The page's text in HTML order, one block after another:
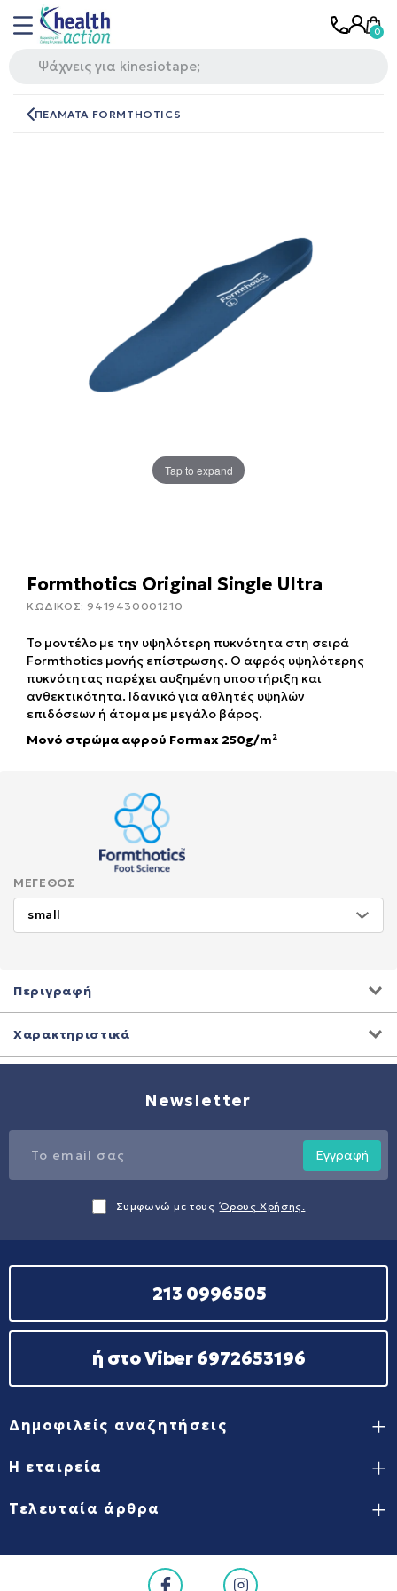
ΠΕΛΜΑΤΑ FORMTHOTICS
Tap to expand
Formthotics Original Single Ultra
ΚΩΔΙΚΟΣ:9419430001210
Το μοντέλο με την υψηλότερη πυκνότητα στη σειρά
Formthotics μονής επίστρωσης. Ο αφρός υψηλότερης
πυκνότητας παρέχει αυξημένη υποστήριξη και
ανθεκτικότητα. Ιδανικό για αθλητές υψηλών
επιδόσεων ή άτομα με μεγάλο βάρος.
Μονό στρώμα αφρού Formax 250g/m²
ΜΈΓΕΘΟΣ
Περιγραφή
Χαρακτηριστικά
Newsletter
Εγγραφή
Συμφωνώ με τους Όρους Χρήσης.
213 0996505
ή στο Viber 6972653196
Δημοφιλείς αναζητήσεις
Η εταιρεία
Τελευταία άρθρα